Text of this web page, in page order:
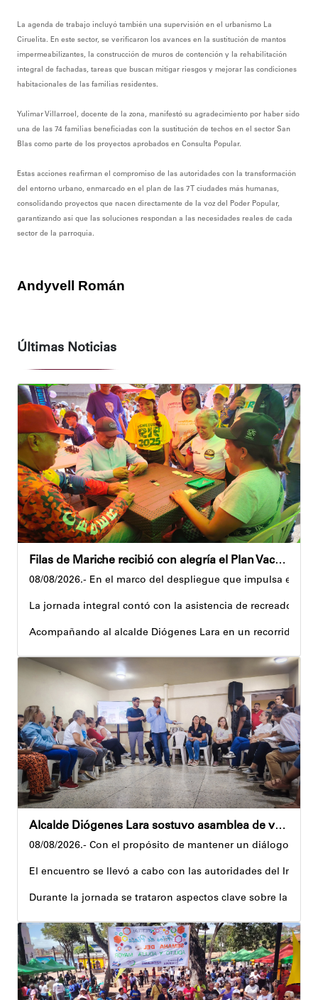
‎La agenda de trabajo incluyó también una supervisión en el urbanismo La
Ciruelita. En este sector, se verificaron los avances en la sustitución de mantos
impermeabilizantes, la construcción de muros de contención y la rehabilitación
integral de fachadas, tareas que buscan mitigar riesgos y mejorar las condiciones
habitacionales de las familias residentes.
‎Yulimar Villarroel, docente de la zona, manifestó su agradecimiento por haber sido
una de las 74 familias beneficiadas con la sustitución de techos en el sector San
Blas como parte de los proyectos aprobados en Consulta Popular.
‎Estas acciones reafirman el compromiso de las autoridades con la transformación
del entorno urbano, enmarcado en el plan de las 7T ciudades más humanas,
consolidando proyectos que nacen directamente de la voz del Poder Popular,
garantizando así que las soluciones respondan a las necesidades reales de cada
sector de la parroquia.
Andyvell Román
Últimas Noticias
Filas de Mariche recibió con alegría el Plan Vacacional Venezuela RÍE 2026
08/08/2026.- En el marco del despliegue que impulsa el
La jornada integral contó con la asistencia de recreadores
Acompañando al alcalde Diógenes Lara en un recorrido,
Al respecto, señaló dos espacios permanentes habilitados
Precisamente, el Plan Vacacional Venezuela RÍE 2026
Andyvell Román
Alcalde Diógenes Lara sostuvo asamblea de vecinos con juntas de condominio de Palo Verde
08/08/2026.- Con el propósito de mantener un diálogo
El encuentro se llevó a cabo con las autoridades del
Durante la jornada se trataron aspectos clave sobre la
El alcalde tomó nota de las quejas, sugerencias y
Además, estas acciones se ejecutan en articulación con
Andyvell Román